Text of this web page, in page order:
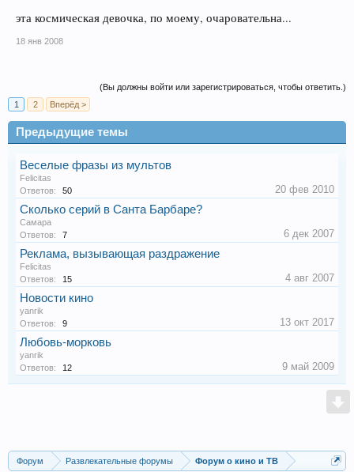
эта космическая девочка, по моему, очаровательна...
18 янв 2008
(Вы должны войти или зарегистрироваться, чтобы ответить.)
1
2 Вперёд >
Предыдущие темы
Веселые фразы из мультов
Felicitas
Ответов:
50 20 фев 2010
Сколько серий в Санта Барбаре?
Самара
Ответов:
7 6 дек 2007
Реклама, вызывающая раздражение
Felicitas
Ответов:
15 4 авг 2007
Новости кино
yanrik
Ответов:
9 13 окт 2017
Любовь-морковь
yanrik
Ответов:
12 9 май 2009
Форум Развлекательные форумы Форум о кино и ТВ